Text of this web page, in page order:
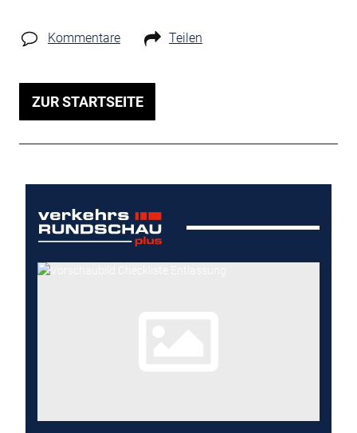
Kommentare Teilen
ZUR STARTSEITE